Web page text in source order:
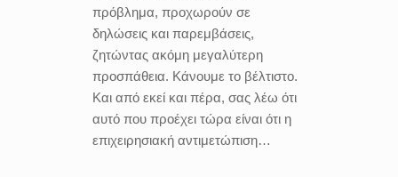
πρόβλημα, προχωρούν σε
δηλώσεις και παρεμβάσεις,
ζητώντας ακόμη μεγαλύτερη
προσπάθεια. Κάνουμε το βέλτιστο.
Και από εκεί και πέρα, σας λέω ότι
αυτό που προέχει τώρα είναι ότι η
επιχειρησιακή αντιμετώπιση…